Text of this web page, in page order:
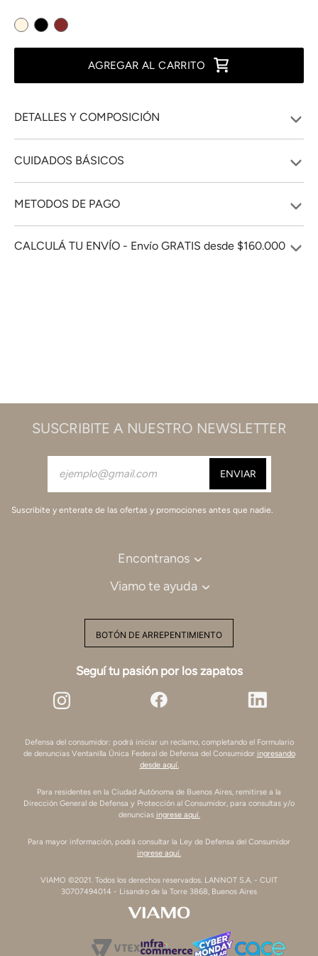
AGREGAR AL CARRITO
DETALLES Y COMPOSICIÓN
CUIDADOS BÁSICOS
METODOS DE PAGO
CALCULÁ TU ENVÍO - Envío GRATIS desde $160.000
SUSCRIBITE A NUESTRO NEWSLETTER
Suscribite y enterate de las ofertas y promociones antes que nadie.
Encontranos
Viamo te ayuda
BOTÓN DE ARREPENTIMIENTO
Seguí tu pasión por los zapatos
Defensa del consumidor: podrá iniciar un reclamo, completando el Formulario
de denuncias Ventanilla Única Federal de Defensa del Consumidor ingresando
desde aquí.
Para residentes en la Ciudad Autónoma de Buenos Aires, remitirse a la
Dirección General de Defensa y Protección al Consumidor, para consultas y/o
denuncias ingrese aquí.
Para mayor información, podrá consultar la Ley de Defensa del Consumidor
ingrese aquí.
VIAMO ©2021. Todos los derechos reservados. LANNOT S.A. - CUIT
30707494014 - Lisandro de la Torre 3868, Buenos Aires